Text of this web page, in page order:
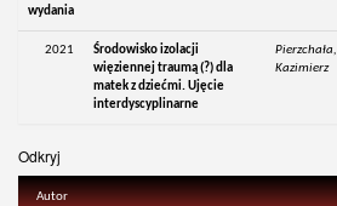
wydania
2021
Środowisko izolacji
więziennej traumą (?) dla
matek z dziećmi. Ujęcie
interdyscyplinarne
Pierzchała,
Kazimierz
Odkryj
Autor